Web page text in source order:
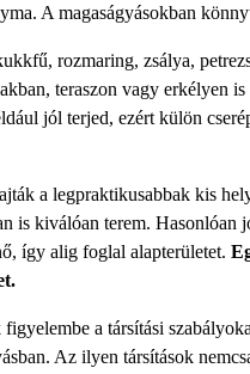
A magaságyásokban
rozmaring, zsálya,
teraszon vagy erkélyen
jól terjed, ezért külön
a legpraktikusabbak kis
is kiválóan terem.
így alig foglal alapterületet.
a társítási
Az ilyen társítások